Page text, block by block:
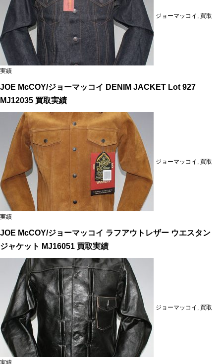
ジョーマッコイ 買取
実績
JOE McCOY/ジョーマッコイ DENIM JACKET Lot 927
MJ12035 買取実績
ジョーマッコイ 買取
実績
JOE McCOY/ジョーマッコイ ラフアウトレザー ウエスタン
ジャケット MJ16051 買取実績
ジョーマッコイ 買取
実績